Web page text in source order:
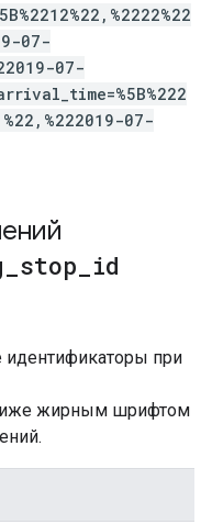
07-
07-
07-
stop id
идентификаторы при
жирным шрифтом